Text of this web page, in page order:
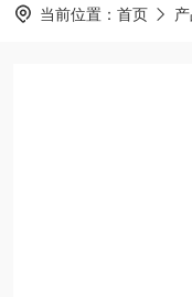
当前位置： 首页